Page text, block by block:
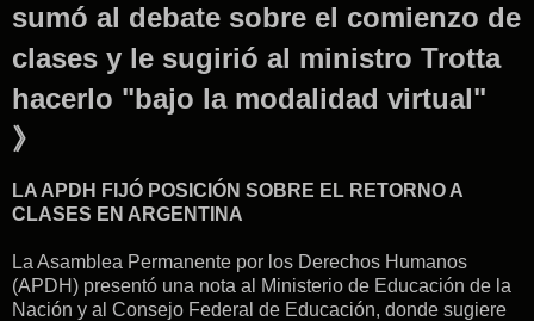
sumó al debate sobre el comienzo de
clases y le sugirió al ministro Trotta
hacerlo "bajo la modalidad virtual"
》
LA APDH FIJÓ POSICIÓN SOBRE EL RETORNO A
CLASES EN ARGENTINA
La Asamblea Permanente por los Derechos Humanos
(APDH) presentó una nota al Ministerio de Educación de la
Nación y al Consejo Federal de Educación, donde sugiere